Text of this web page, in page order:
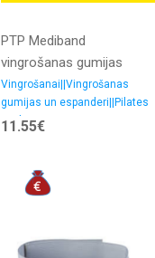
PTP Mediband
vingrošanas gumijas
(dažādas pretestības)
Vidējs
Vingrošanai||Vingrošanas
gumijas un espanderi||Pilates
aprīkojums
11.55€